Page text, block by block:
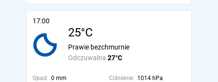
17:00
25°C
Odczuwalna 27°C
Prawie bezchmurnie
Opad: 0 mm Ciśnienie: 1014 hPa